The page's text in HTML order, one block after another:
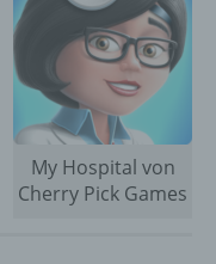
My Hospital von
Cherry Pick Games